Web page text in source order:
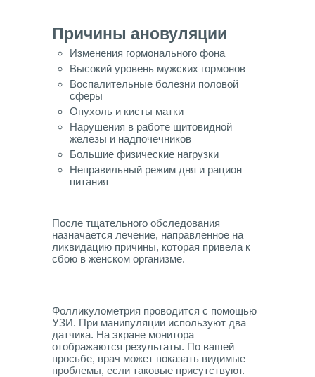
Причины ановуляции
Изменения гормонального фона
Высокий уровень мужских гормонов
Воспалительные болезни половой
сферы
Опухоль и кисты матки
Нарушения в работе щитовидной
железы и надпочечников
Большие физические нагрузки
Неправильный режим дня и рацион
питания
После тщательного обследования
назначается лечение, направленное на
ликвидацию причины, которая привела к
сбою в женском организме.
Фолликулометрия проводится с помощью
УЗИ. При манипуляции используют два
датчика. На экране монитора
отображаются результаты. По вашей
просьбе, врач может показать видимые
проблемы, если таковые присутствуют.